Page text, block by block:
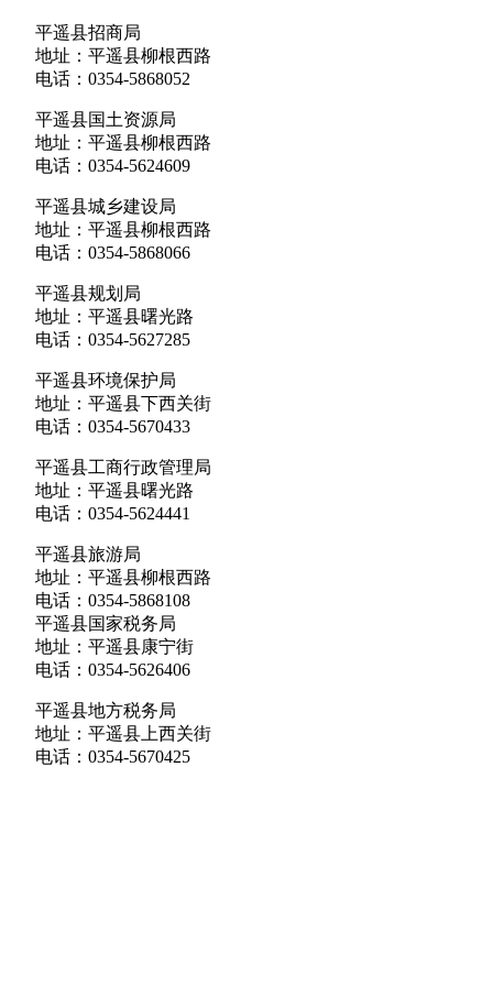
平遥县招商局
地址：平遥县柳根西路
电话：0354-5868052
平遥县国土资源局
地址：平遥县柳根西路
电话：0354-5624609
平遥县城乡建设局
地址：平遥县柳根西路
电话：0354-5868066
平遥县规划局
地址：平遥县曙光路
电话：0354-5627285
平遥县环境保护局
地址：平遥县下西关街
电话：0354-5670433
平遥县工商行政管理局
地址：平遥县曙光路
电话：0354-5624441
平遥县旅游局
地址：平遥县柳根西路
电话：0354-5868108
平遥县国家税务局
地址：平遥县康宁街
电话：0354-5626406
平遥县地方税务局
地址：平遥县上西关街
电话：0354-5670425